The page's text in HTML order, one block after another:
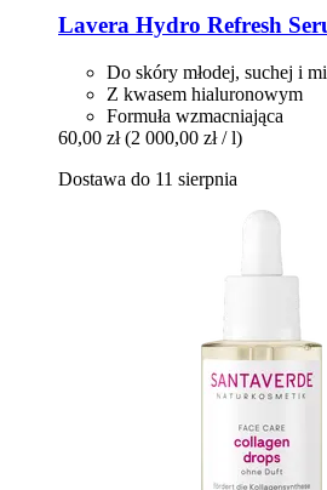
Lavera Hydro Refresh
Do skóry młodej, suchej i
Z kwasem hialuronowym
Formuła wzmacniająca
60,00 zł (2 000,00 zł / l)
Dostawa do 11 sierpnia